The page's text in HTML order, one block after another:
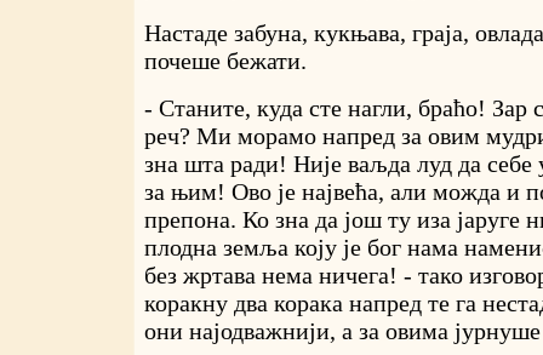
Настаде забуна, кукњава, граја,
почеше бежати.
- Станите, куда сте нагли, браћо! Зар
реч? Ми морамо напред за овим
зна шта ради! Није ваљда луд да
за њим! Ово је највећа, али можда и
препона. Ко зна да још ту иза јаруге
плодна земља коју је бог нама
без жртава нема ничега! - тако
коракну два корака напред те га
они најодважнији, а за овима